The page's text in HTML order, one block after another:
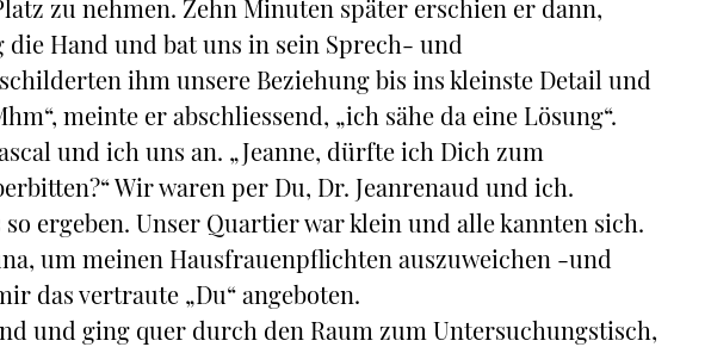
zu nehmen. Zehn Minuten später erschien er dann,
Hand und bat uns in sein Sprech- und
ihm unsere Beziehung bis ins kleinste Detail und
meinte er abschliessend, „ich sähe da eine Lösung“.
und ich uns an. „Jeanne, dürfte ich Dich zum
Wir waren per Du, Dr. Jeanrenaud und ich.
ergeben. Unser Quartier war klein und alle kannten sich.
um meinen Hausfrauenpflichten auszuweichen -und
das vertraute „Du“ angeboten.
und ging quer durch den Raum zum Untersuchungstisch,